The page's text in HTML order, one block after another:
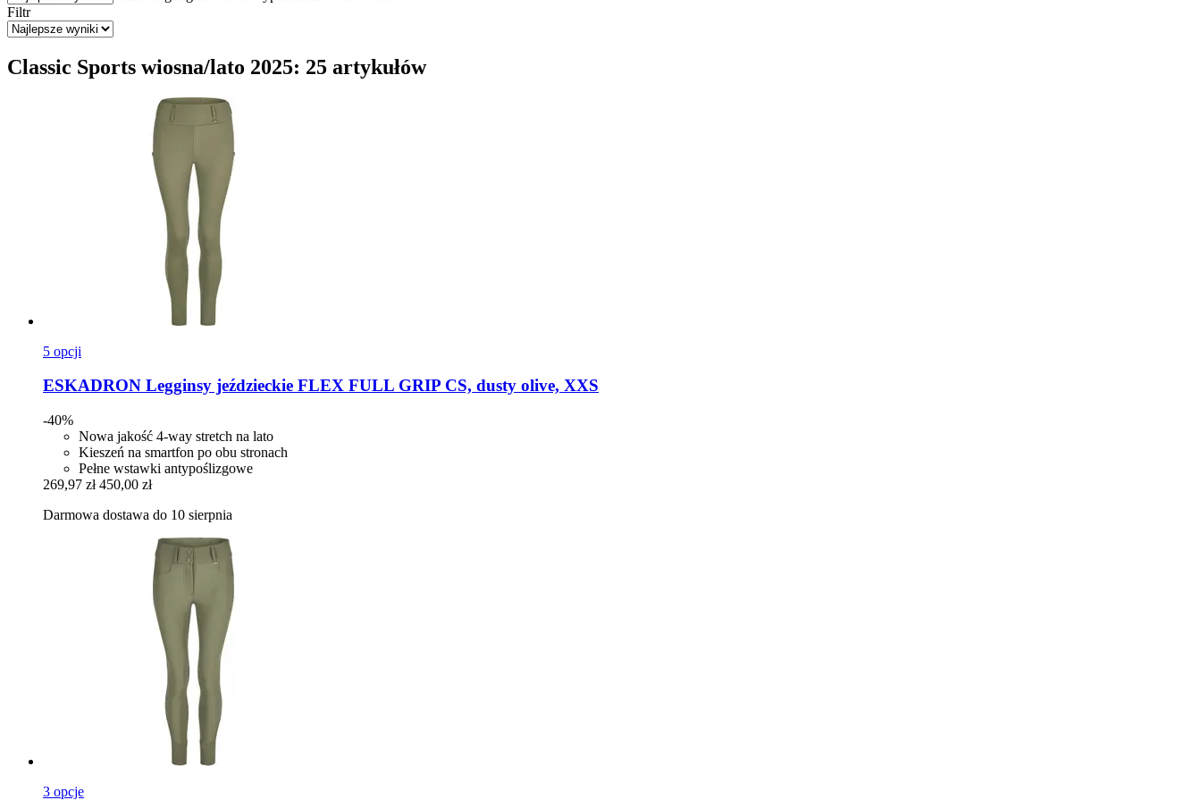
Filtr
Classic Sports wiosna/lato 2025: 25 artykułów
5 opcji
ESKADRON Legginsy jeździeckie FLEX FULL GRIP CS, dusty olive, XXS
-40%
Nowa jakość 4-way stretch na lato
Kieszeń na smartfon po obu stronach
Pełne wstawki antypoślizgowe
269,97 zł 450,00 zł
Darmowa dostawa do 10 sierpnia
3 opcje